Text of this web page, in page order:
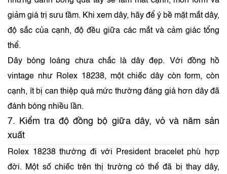
giảm giá trị sưu tầm. Khi xem dây, hãy để ý bề mặt mắt dây,
độ sắc của cạnh, độ đều giữa các mắt và cảm giác tổng
thể.
Dây bóng loáng chưa chắc là dây đẹp. Với đồng hồ
vintage như Rolex 18238, một chiếc dây còn form, còn
cạnh, ít bị can thiệp quá mức thường đáng giá hơn dây đã
đánh bóng nhiều lần.
7. Kiểm tra độ đồng bộ giữa dây, vỏ và năm sản
xuất
Rolex 18238 thường đi với President bracelet phù hợp
đời. Một số chiếc trên thị trường có thể đã bị thay dây,